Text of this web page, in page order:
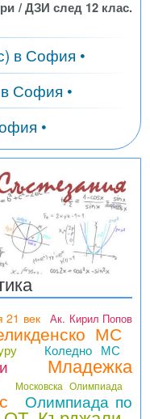
/ ДЗИ след 12 клас.
в София •
София •
•
21 век Ак. Кирил Попов
МС
Коледно МС
Младежка
Московска Олимпиада
Олимпиада по